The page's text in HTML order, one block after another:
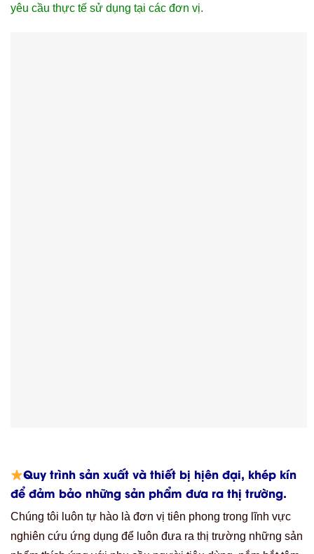
yêu cầu thực tế sử dụng tại các đơn vị.
Quy trình sản xuất và thiết bị hịên đại, khép kín
để đảm bảo những sản phẩm đưa ra thị trường.
Chúng tôi luôn tự hào là đơn vị tiên phong trong lĩnh vực
nghiên cứu ứng dụng để luôn đưa ra thị trường những sản